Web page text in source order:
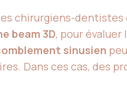
chirurgiens-
beam 3D, pour
sinusien
Dans ces cas, des